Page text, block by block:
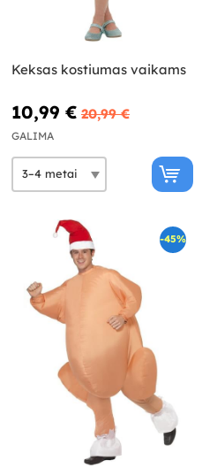
Keksas kostiumas vaikams
10,99 € 20,99 €
GALIMA
-45%